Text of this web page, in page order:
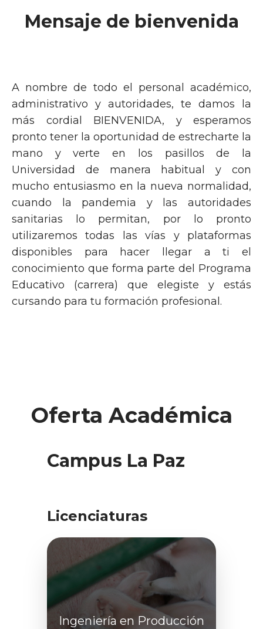
Mensaje de bienvenida
A nombre de todo el personal académico,
administrativo y autoridades, te damos la
más cordial BIENVENIDA, y esperamos
pronto tener la oportunidad de estrecharte la
mano y verte en los pasillos de la
Universidad de manera habitual y con
mucho entusiasmo en la nueva normalidad,
cuando la pandemia y las autoridades
sanitarias lo permitan, por lo pronto
utilizaremos todas las vías y plataformas
disponibles para hacer llegar a ti el
conocimiento que forma parte del Programa
Educativo (carrera) que elegiste y estás
cursando para tu formación profesional.
Oferta Académica
Campus La Paz
Licenciaturas
Ingeniería en Producción